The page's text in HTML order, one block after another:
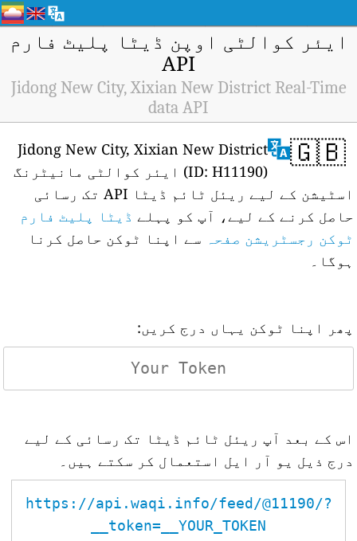
ایئر کوالٹی اوپن ڈیٹا پلیٹ فارم
API
Jidong New City, Xixian New District Real-Time
data API
🇬🇧
Jidong New City, Xixian New District
(ID: H11190) ایئر کوالٹی مانیٹرنگ
اسٹیشن کے لیے ریئل ٹائم ڈیٹا API تک رسائی
حاصل کرنے کے لیے، آپ کو پہلے ڈیٹا پلیٹ فارم
ٹوکن رجسٹریشن صفحہ سے اپنا ٹوکن حاصل کرنا
ہوگا۔
پھر اپنا ٹوکن یہاں درج کریں:
اس کے بعد آپ ریئل ٹائم ڈیٹا تک رسائی کے لیے
درج ذیل یو آر ایل استعمال کر سکتے ہیں۔
https://api.waqi.info/feed/@11190/?
token=__YOUR_TOKEN__